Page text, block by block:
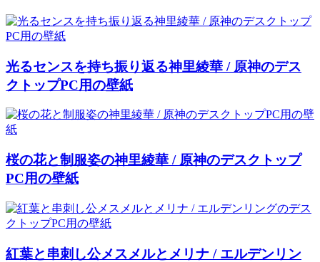
光るセンスを持ち振り返る神里綾華 / 原神のデス
クトップPC用の壁紙
桜の花と制服姿の神里綾華 / 原神のデスクトップ
PC用の壁紙
紅葉と串刺し公メスメルとメリナ / エルデンリン